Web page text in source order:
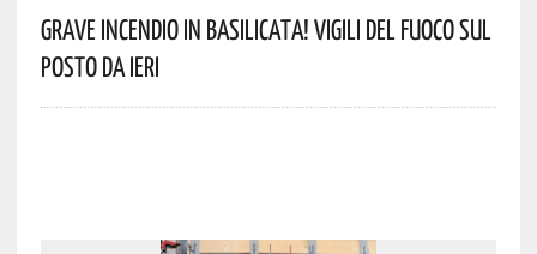
Grave Incendio In Basilicata! Vigili Del Fuoco Sul
Posto Da Ieri